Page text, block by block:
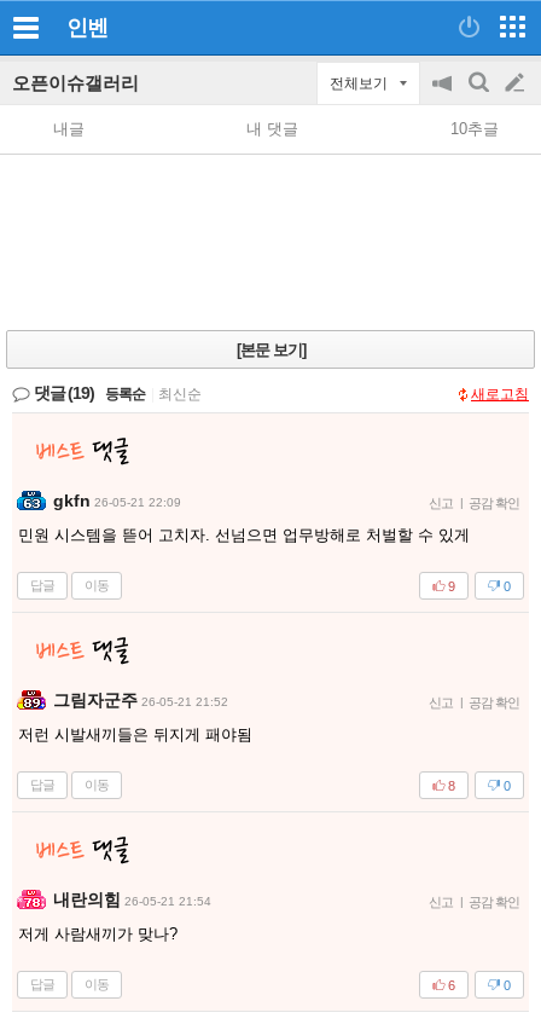
인벤
오픈이슈갤러리 전체보기
공
지
on/off
검
색
글
쓰
내글 내 댓글 10추글
[본문 보기]
댓글(19) 등록순 최신순 새로고침
gkfn 26-05-21 22:09 신고 | 공감 확인
민원 시스템을 뜯어 고치자. 선넘으면 업무방해로 처벌할 수 있게
답글 이동 0
9
그림자군주 26-05-21 21:52 신고 | 공감 확인
저런 시발새끼들은 뒤지게 패야됨
답글 이동 0
8
내란의힘 26-05-21 21:54 신고 | 공감 확인
저게 사람새끼가 맞나?
답글 이동 0
6